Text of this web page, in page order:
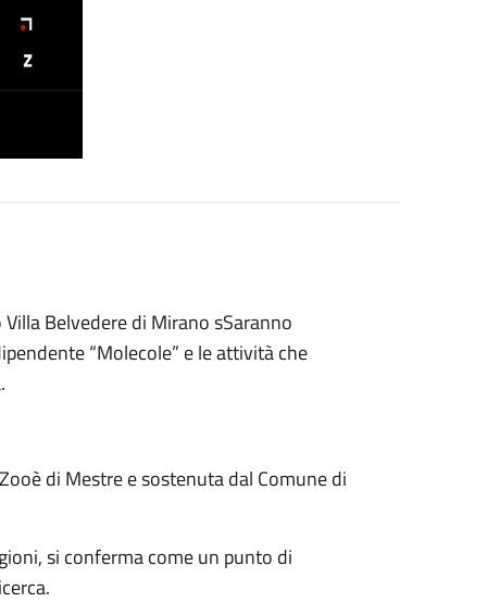
Belvedere di Mirano sSaranno
“Molecole” e le attività che
di Mestre e sostenuta dal Comune di
si conferma come un punto di